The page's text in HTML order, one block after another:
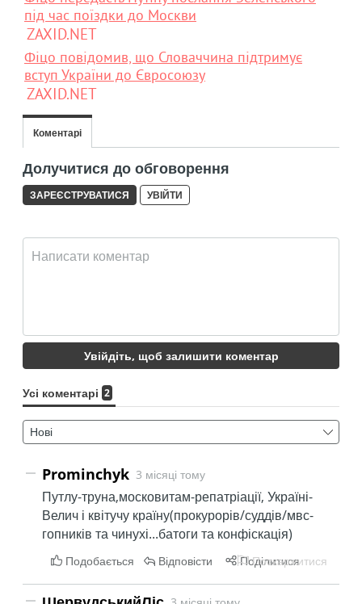
під час поїздки до Москви
ZAXID.NET
Фіцо повідомив, що Словаччина підтримує
вступ України до Євросоюзу
ZAXID.NET